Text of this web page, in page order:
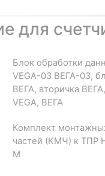
для
Блок обработки
VEGA-03 ВЕГА-03,
ВЕГА, вторичка ВЕГА,
VEGA, ВЕГА
Комплект
частей (КМЧ) к ТПР
М